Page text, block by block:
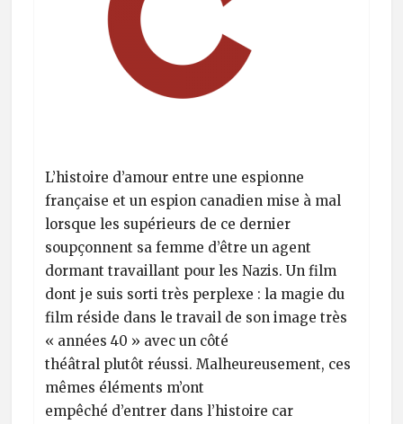
L’histoire d’amour entre une espionne
française et un espion canadien mise à mal
lorsque les supérieurs de ce dernier
soupçonnent sa femme d’être un agent
dormant travaillant pour les Nazis. Un film
dont je suis sorti très perplexe : la magie du
film réside dans le travail de son image très
« années 40 » avec un côté
théâtral plutôt réussi. Malheureusement, ces
mêmes éléments m’ont
empêché d’entrer dans l’histoire car